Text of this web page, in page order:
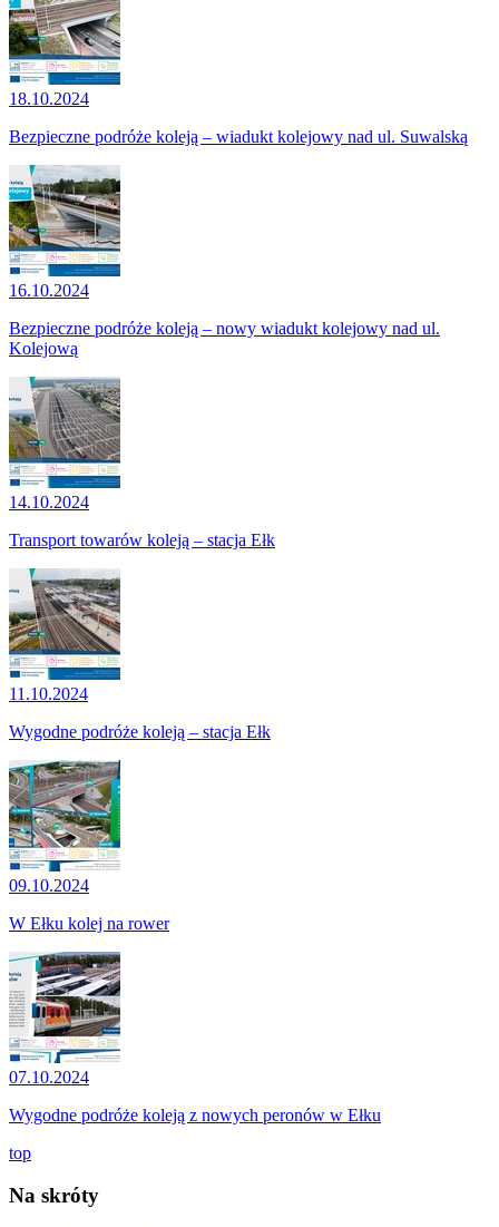
18.10.2024
Bezpieczne podróże koleją – wiadukt kolejowy nad ul. Suwalską
16.10.2024
Bezpieczne podróże koleją – nowy wiadukt kolejowy nad ul.
Kolejową
14.10.2024
Transport towarów koleją – stacja Ełk
11.10.2024
Wygodne podróże koleją – stacja Ełk
09.10.2024
W Ełku kolej na rower
07.10.2024
Wygodne podróże koleją z nowych peronów w Ełku
top
Na skróty